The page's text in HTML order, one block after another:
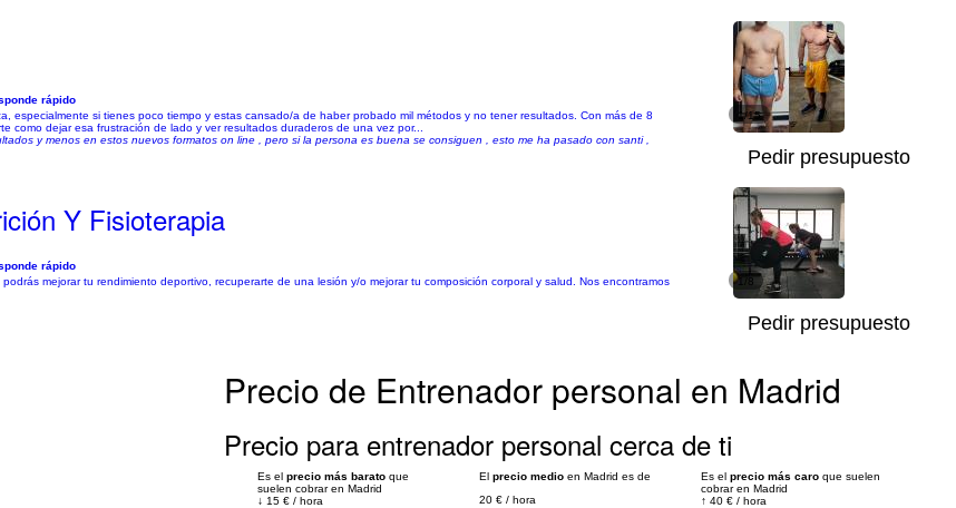
rápido
si tienes poco tiempo y estas cansado/a de haber probado mil métodos y no tener resultados. Con más de 8
dejar esa frustración de lado y ver resultados duraderos de una vez por...
y menos en estos nuevos formatos on line , pero si la persona es buena se consiguen , esto me ha pasado con santi ,
1/15
Pedir presupuesto
Y Fisioterapia
rápido
mejorar tu rendimiento deportivo, recuperarte de una lesión y/o mejorar tu composición corporal y salud. Nos encontramos
1/8
Pedir presupuesto
Precio de Entrenador personal en Madrid
Precio para entrenador personal cerca de ti
Es el precio más barato que
suelen cobrar en Madrid
↓ 15 € / hora
El precio medio en Madrid es de
20 € / hora
Es el precio más caro que suelen
cobrar en Madrid
↑ 40 € / hora